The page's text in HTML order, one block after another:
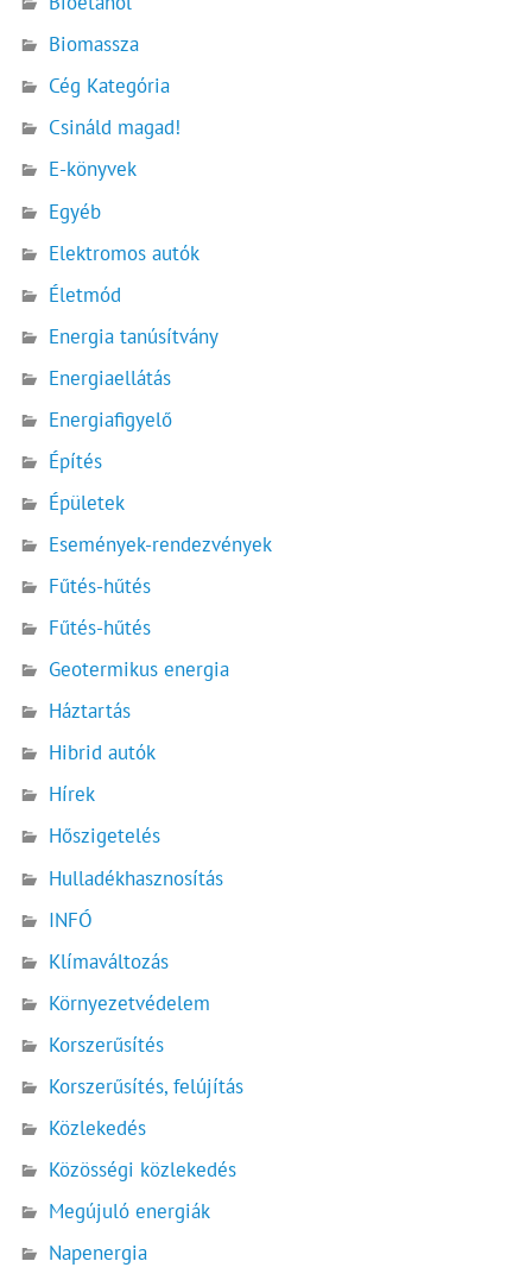
Biomassza
Cég Kategória
Csináld magad!
E-könyvek
Egyéb
Elektromos autók
Életmód
Energia tanúsítvány
Energiaellátás
Energiafigyelő
Építés
Épületek
Események-rendezvények
Fűtés-hűtés
Fűtés-hűtés
Geotermikus energia
Háztartás
Hibrid autók
Hírek
Hőszigetelés
Hulladékhasznosítás
INFÓ
Klímaváltozás
Környezetvédelem
Korszerűsítés
Korszerűsítés, felújítás
Közlekedés
Közösségi közlekedés
Megújuló energiák
Napenergia